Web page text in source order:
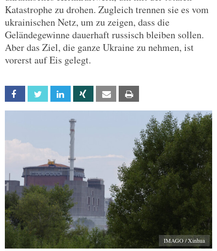
Katastrophe zu drohen. Zugleich trennen sie es vom
ukrainischen Netz, um zu zeigen, dass die
Geländegewinne dauerhaft russisch bleiben sollen.
Aber das Ziel, die ganze Ukraine zu nehmen, ist
vorerst auf Eis gelegt.
Facebook Twitter Linkedin Xing Email
IMAGO / Xinhua